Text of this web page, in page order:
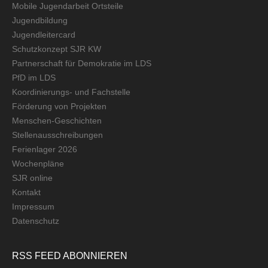
Mobile Jugendarbeit Ortsteile
Jugendbildung
Jugendleitercard
Schutzkonzept SJR KW
Partnerschaft für Demokratie im LDS
PfD im LDS
Koordinierungs- und Fachstelle
Förderung von Projekten
Menschen-Geschichten
Stellenausschreibungen
Ferienlager 2026
Wochenpläne
SJR online
Kontakt
Impressum
Datenschutz
RSS FEED ABONNIEREN